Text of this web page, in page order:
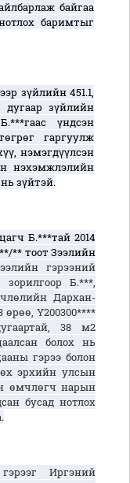
байгаа
баримтыг
зүйлийн 451.1,
дугаар зүйлийн
үндсэн
гаргуулж
нэмэгдүүлсэн
нэхэмжлэлийн
зүйтэй.
Б.***тай 2014
** тоот Зээлийн
гэрээний
зорилгоор Б.***,
Дархан-
Ү200300****
38 м2
болох нь
гэрээ болон
эрхийн улсын
өмчлөгч нарын
бусад нотлох
Иргэний